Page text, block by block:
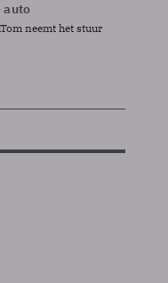
auto
neemt het stuur